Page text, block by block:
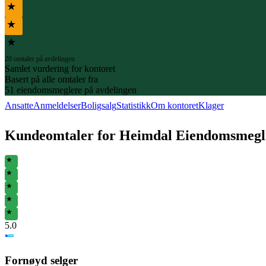
★
★
★
20 omtaler på avdelingen
Samlet vurdering for kontoret
Basert på alle omtaler fra
51 eiendomsmeglere på avdelingen
AnsatteAnmeldelserBoligsalgStatistikkOm kontoretKlager
Kundeomtaler for Heimdal
★
★
★
★
★
5.0
Fornøyd selger